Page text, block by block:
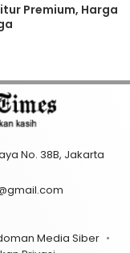
Premium, Harga
No. 38B, Jakarta
Media Siber